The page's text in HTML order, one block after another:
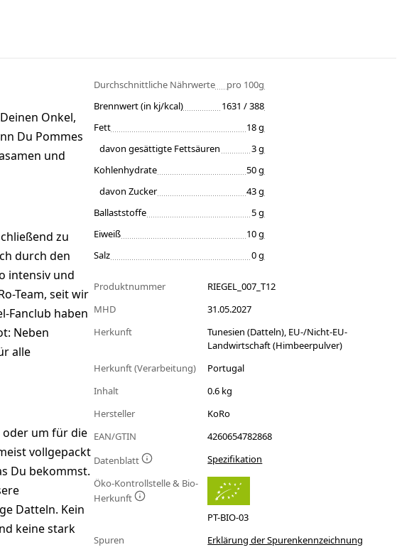
Onkel,
Du Pommes
und
zu
durch den
intensiv und
Team, seit wir
Fanclub haben
Neben
alle
oder um für die
vollgepackt
Du bekommst.
Datteln. Kein
keine stark
Durchschnittliche Nährwerte
pro 100g
Brennwert (in kj/kcal)
1631 / 388
Fett
18 g
davon gesättigte Fettsäuren
3 g
Kohlenhydrate
50 g
davon Zucker
43 g
Ballaststoffe
5 g
Eiweiß
10 g
Salz
0 g
Produktnummer
RIEGEL_007_T12
MHD
31.05.2027
Herkunft
Tunesien (Datteln), EU-/Nicht-EU-
Landwirtschaft (Himbeerpulver)
Herkunft (Verarbeitung)
Portugal
Inhalt
0.6 kg
Hersteller
KoRo
EAN/GTIN
4260654782868
Datenblatt
Spezifikation
Öko-Kontrollstelle & Bio-
Herkunft
PT-BIO-03
Spuren
Erklärung der Spurenkennzeichnung